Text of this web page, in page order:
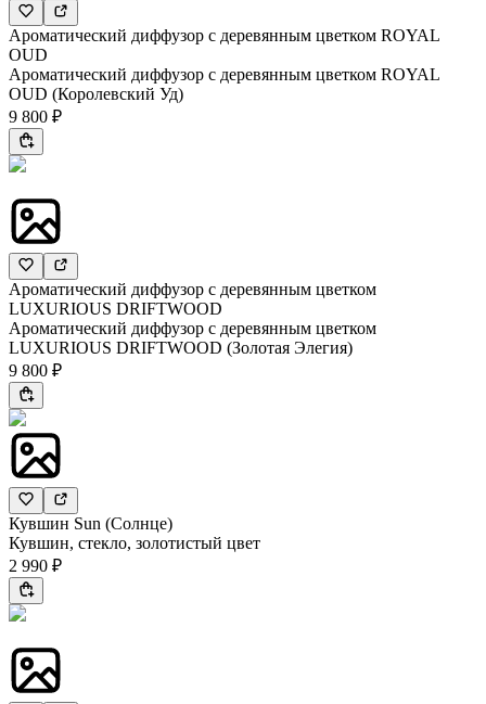
Ароматический диффузор с деревянным цветком ROYAL
OUD
Ароматический диффузор с деревянным цветком ROYAL
OUD (Королевский Уд)
9 800 ₽
Ароматический диффузор с деревянным цветком
LUXURIOUS DRIFTWOOD
Ароматический диффузор с деревянным цветком
LUXURIOUS DRIFTWOOD (Золотая Элегия)
9 800 ₽
Кувшин Sun (Солнце)
Кувшин, стекло, золотистый цвет
2 990 ₽